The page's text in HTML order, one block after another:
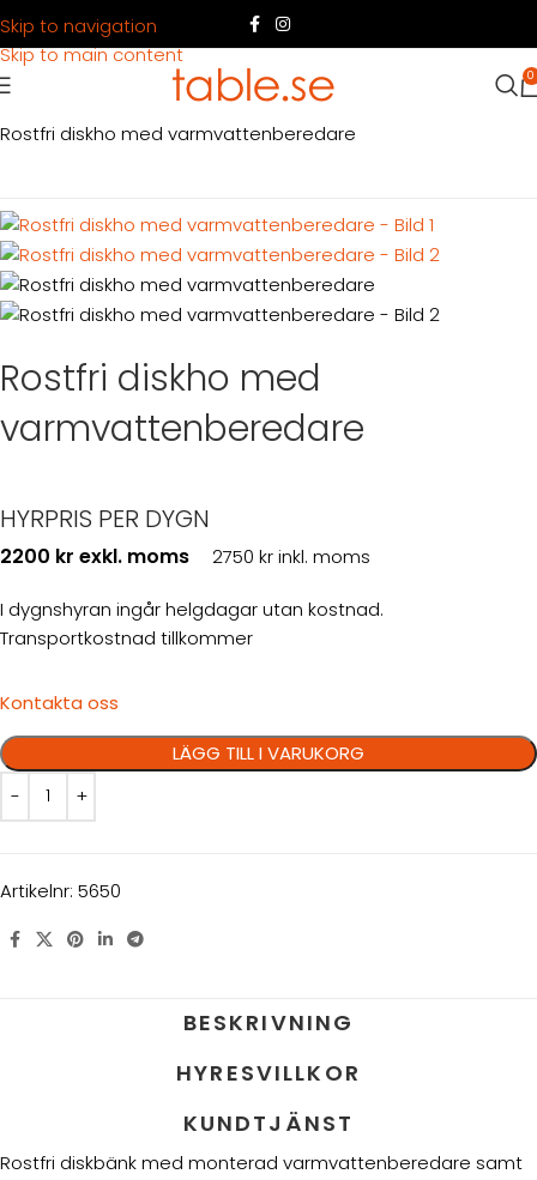
Skip to navigation
Skip to main content
0
Köksutrustning Övrig köksutrustning
Rostfri diskho med varmvattenberedare
Rostfri diskho med
varmvattenberedare
HYRPRIS PER DYGN
2200 kr exkl. moms 2750 kr inkl. moms
I dygnshyran ingår helgdagar utan kostnad.
Transportkostnad tillkommer
Kontakta oss
LÄGG TILL I VARUKORG
Artikelnr: 5650
BESKRIVNING
HYRESVILLKOR
KUNDTJÄNST
Rostfri diskbänk med monterad varmvattenberedare samt